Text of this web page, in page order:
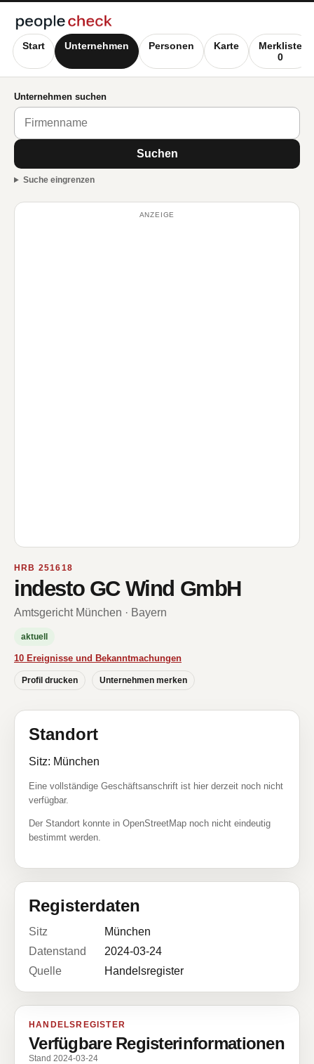
Start Unternehmen Personen Karte
Merkliste
0
Unternehmen suchen
Suchen
Suche eingrenzen
ANZEIGE
HRB 251618
indesto GC Wind GmbH
Amtsgericht München · Bayern
aktuell
10 Ereignisse und Bekanntmachungen
Profil drucken Unternehmen merken
Standort
Sitz: München
Eine vollständige Geschäftsanschrift ist hier derzeit noch nicht
verfügbar.
Der Standort konnte in OpenStreetMap noch nicht eindeutig
bestimmt werden.
Registerdaten
Sitz
München
Datenstand
2024-03-24
Quelle
Handelsregister
HANDELSREGISTER
Verfügbare Registerinformationen
Stand 2024-03-24